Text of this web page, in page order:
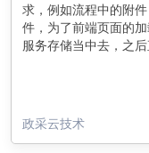
求，例如流程中的附
件，为了前端页面的
服务存储当中去，之
政采云技术